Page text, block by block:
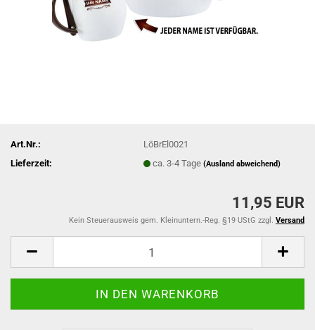
Art.Nr.:
LöBrEl0021
Lieferzeit:
ca. 3-4 Tage(Ausland abweichend)
11,95 EUR
Kein Steuerausweis gem. Kleinuntern.-Reg. §19 UStG zzgl. Versand